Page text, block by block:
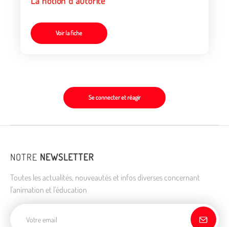
Voir la fiche
Se connecter et réagir
NOTRE NEWSLETTER
Toutes les actualités, nouveautés et infos diverses concernant
l'animation et l'éducation